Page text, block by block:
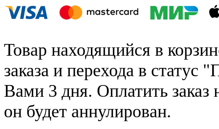
Товар находящийся в
заказа и перехода в статус
Вами 3 дня. Оплатить заказ
он будет аннулирован.